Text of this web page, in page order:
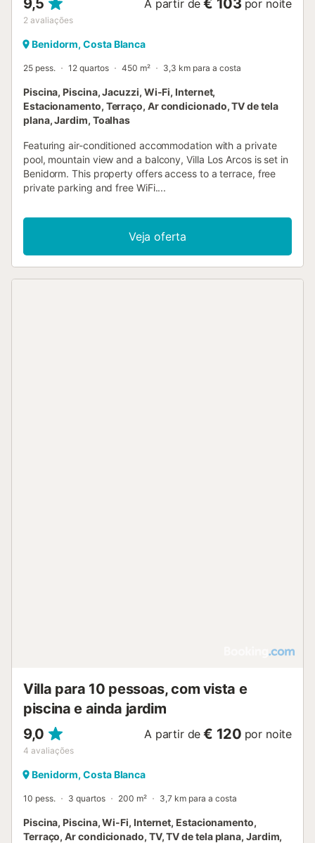
2 avaliações
A partir de por noite
Benidorm, Costa Blanca
25 pess. 12 quartos 450 m² 3,3 km para a costa
Piscina, Piscina, Jacuzzi, Wi-Fi, Internet,
Estacionamento, Terraço, Ar condicionado, TV de tela
plana, Jardim, Toalhas
Featuring air-conditioned accommodation with a private
pool, mountain view and a balcony, Villa Los Arcos is set in
Benidorm. This property offers access to a terrace, free
private parking and free WiFi....
Veja oferta
Villa para 10 pessoas, com vista e
piscina e ainda jardim
9,0
4 avaliações
A partir de € 120 por noite
Benidorm, Costa Blanca
10 pess. 3 quartos 200 m² 3,7 km para a costa
Piscina, Piscina, Wi-Fi, Internet, Estacionamento,
Terraço, Ar condicionado, TV, TV de tela plana, Jardim,